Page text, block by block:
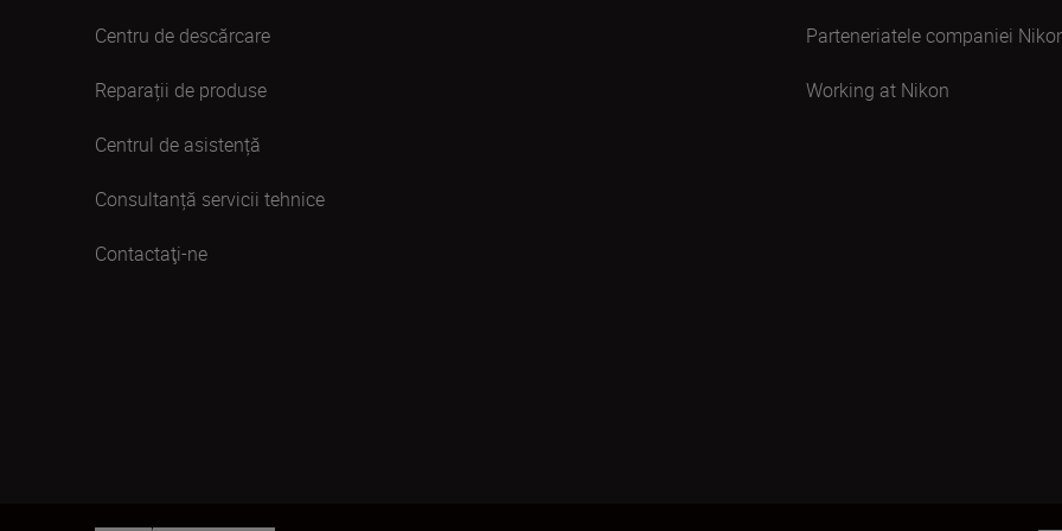
Centru de descărcare
Reparații de produse
Centrul de asistență
Consultanță servicii tehnice
Contactaţi-ne
Parteneriatele companiei
Working at Nikon